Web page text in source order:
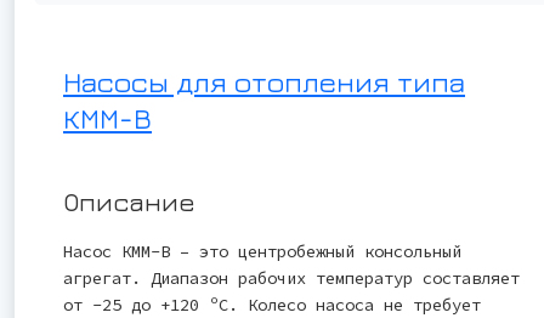
Насосы для отопления типа
КММ-В
Описание
Насос КММ-В – это центробежный консольный
агрегат. Диапазон рабочих температур составляет
от -25 до +120 ºС. Колесо насоса не требует